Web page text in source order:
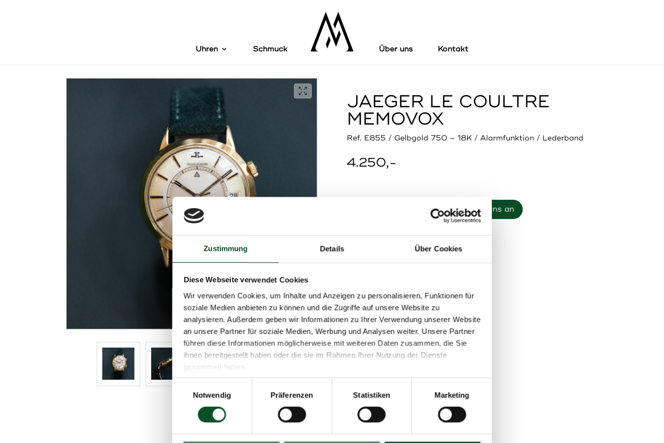
Zustimmung Details Über Cookies
Diese Webseite verwendet Cookies
Wir verwenden Cookies, um Inhalte und Anzeigen zu personalisieren, Funktionen für
soziale Medien anbieten zu können und die Zugriffe auf unsere Website zu
analysieren. Außerdem geben wir Informationen zu Ihrer Verwendung unserer Website
an unsere Partner für soziale Medien, Werbung und Analysen weiter. Unsere Partner
führen diese Informationen möglicherweise mit weiteren Daten zusammen, die Sie
ihnen bereitgestellt haben oder die sie im Rahmen Ihrer Nutzung der Dienste
gesammelt haben.
Notwendig
Präferenzen Statistiken Marketing
Uhren Schmuck Über uns Kontakt
JAEGER LE COULTRE
MEMOVOX
Ref. E855 / Gelbgold 750 – 18K / Alarmfunktion / Lederband
4.250,-
Rufen sie uns an